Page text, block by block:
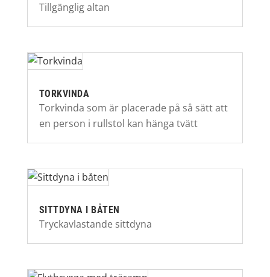
Tillgänglig altan
TORKVINDA
Torkvinda som är placerade på så sätt att
en person i rullstol kan hänga tvätt
SITTDYNA I BÅTEN
Tryckavlastande sittdyna